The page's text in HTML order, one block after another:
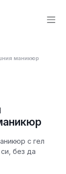
маникюр
с гел
без да